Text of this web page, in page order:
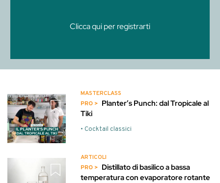
Clicca qui per registrarti
MASTERCLASS
Planter’s Punch: dal Tropicale al
Tiki
• Cocktail classici
ARTICOLI
Distillato di basilico a bassa
temperatura con evaporatore rotante